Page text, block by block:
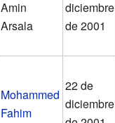
Amin
Arsala
diciembre
de 2001
Mohammed
Fahim
22 de
diciembre